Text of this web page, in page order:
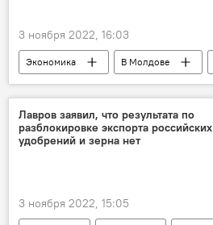
3 ноября 2022, 16:03
Экономика В Молдове
МВФ
Лавров заявил, что результата по
разблокировке экспорта российских
удобрений и зерна нет
3 ноября 2022, 15:05